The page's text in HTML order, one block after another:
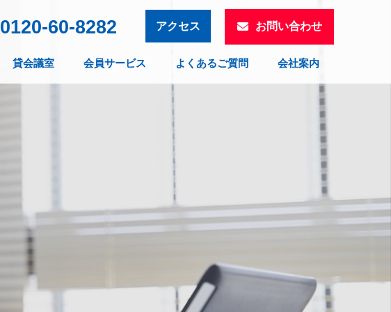
0120-60-8282 アクセス お問い合わせ
貸会議室 会員サービス よくあるご質問 会社案内